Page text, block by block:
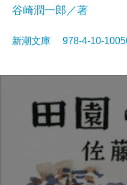
谷崎潤一郎／著
新潮文庫 978-4-10-